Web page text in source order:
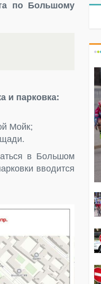
по Большому
и парковка:
Мойк;
в Большом
вводится